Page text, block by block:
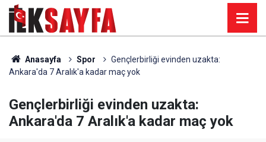
Anasayfa Spor
Gençlerbirliği evinden uzakta:
Ankara'da 7 Aralık'a kadar maç yok
Gençlerbirliği evinden uzakta:
Ankara'da 7 Aralık'a kadar maç yok